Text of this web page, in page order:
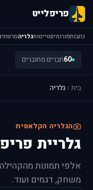
פריפלייט
כתבותפורומיםטייסותגלריה
60חברים מחוברים
בית גלריה
הגלריה הקלאסית
גלריית
אלפי תמונות
משחק, דגמים ועוד.